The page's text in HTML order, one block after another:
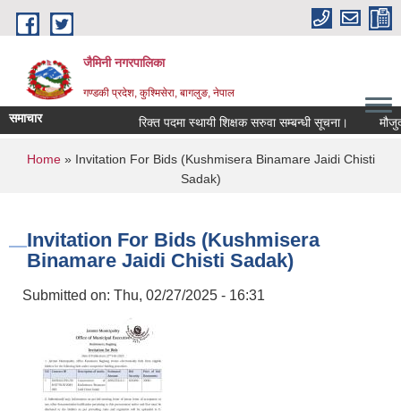
Skip to main content
जैमिनी नगरपालिका
गण्डकी प्रदेश, कुश्मिसेरा, बागलुङ, नेपाल
समाचार रिक्त पदमा स्थायी शिक्षक सरुवा सम्बन्धी सूचना। मौजुदा
You are here
Home» Invitation For Bids (Kushmisera Binamare Jaidi Chisti
Sadak)
Invitation For Bids (Kushmisera
Binamare Jaidi Chisti Sadak)
Submitted on: Thu, 02/27/2025 - 16:31